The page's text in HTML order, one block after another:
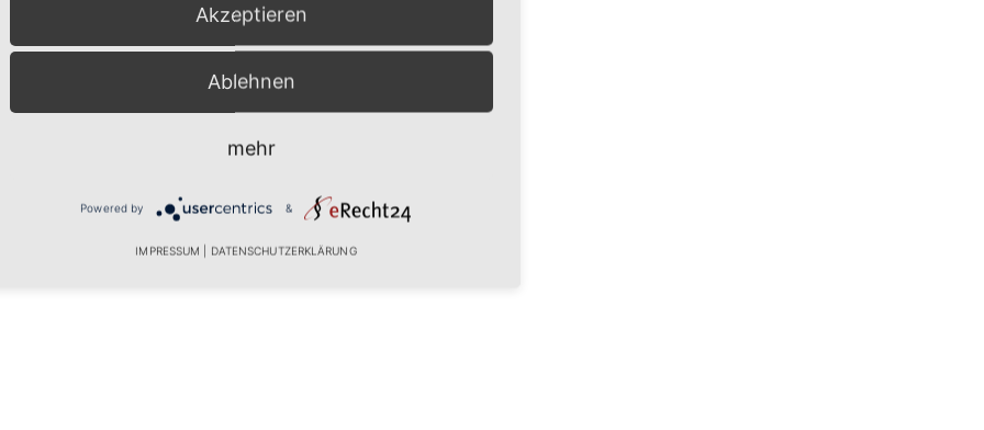
Akzeptieren
Ablehnen
mehr
Powered by &
IMPRESSUM DATENSCHUTZERKLÄRUNG